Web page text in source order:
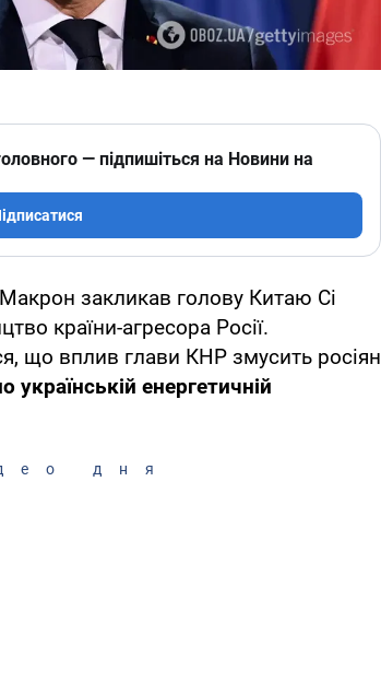
— підпишіться на Новини на
закликав голову Китаю Сі
країни-агресора Росії.
що вплив глави КНР змусить росіян
українській енергетичній
дня